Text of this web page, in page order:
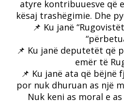
atyre kontribuuesve që
kësaj trashëgimie. Dhe
📌 Ku janë
📌 Ku janë deputetët që
emër të
📌 Ku janë ata që
por nuk dhuruan as një
Nuk keni as moral e